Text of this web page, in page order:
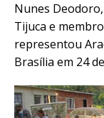
Nunes
Tijuca e
representou
Brasília em 24